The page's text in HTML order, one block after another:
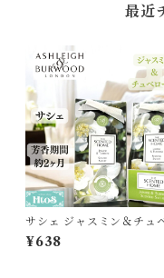
最近
サシェ ジャスミン＆チュ
ーズ アシュレイ＆バーウッ
｜香り袋
¥638